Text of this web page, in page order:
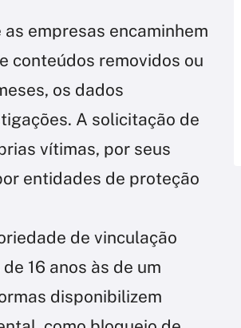
empresas encaminhem
conteúdos removidos ou
os dados
A solicitação de
vítimas, por seus
entidades de proteção
de vinculação
16 anos às de um
disponibilizem